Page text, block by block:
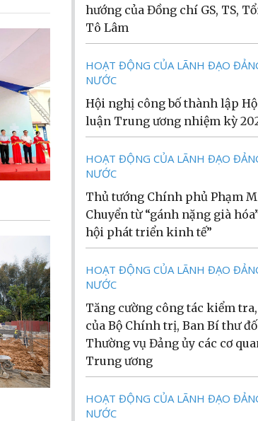
hướng của Đồng chí GS, TS,
Tô Lâm
HOẠT ĐỘNG CỦA LÃNH ĐẠO
NƯỚC
Hội nghị công bố thành lập
luận Trung ương nhiệm kỳ
HOẠT ĐỘNG CỦA LÃNH ĐẠO
NƯỚC
Thủ tướng Chính phủ Phạm
Chuyển từ “gánh nặng già
hội phát triển kinh tế”
HOẠT ĐỘNG CỦA LÃNH ĐẠO
NƯỚC
Tăng cường công tác kiểm
của Bộ Chính trị, Ban Bí thư
Thường vụ Đảng ủy các cơ
Trung ương
HOẠT ĐỘNG CỦA LÃNH ĐẠO
NƯỚC